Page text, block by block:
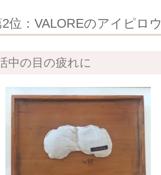
2位：VALOREのアイピロウ
中の目の疲れに